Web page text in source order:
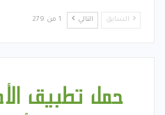
السابق التالي 1 من 279